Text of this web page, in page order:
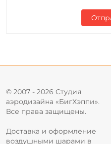
© 2007 - 2026 Студия
аэродизайна «БигХэппи».
Все права защищены.
Доставка и оформление
воздушными шарами в